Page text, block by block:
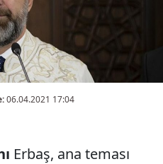
06.04.2021 17:04
Erbaş, ana teması